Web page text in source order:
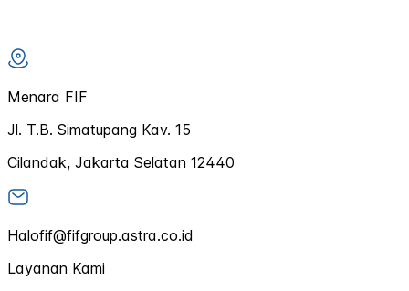
Menara FIF
Jl. T.B. Simatupang Kav. 15
Cilandak, Jakarta Selatan 12440
Halofif@fifgroup.astra.co.id
Layanan Kami